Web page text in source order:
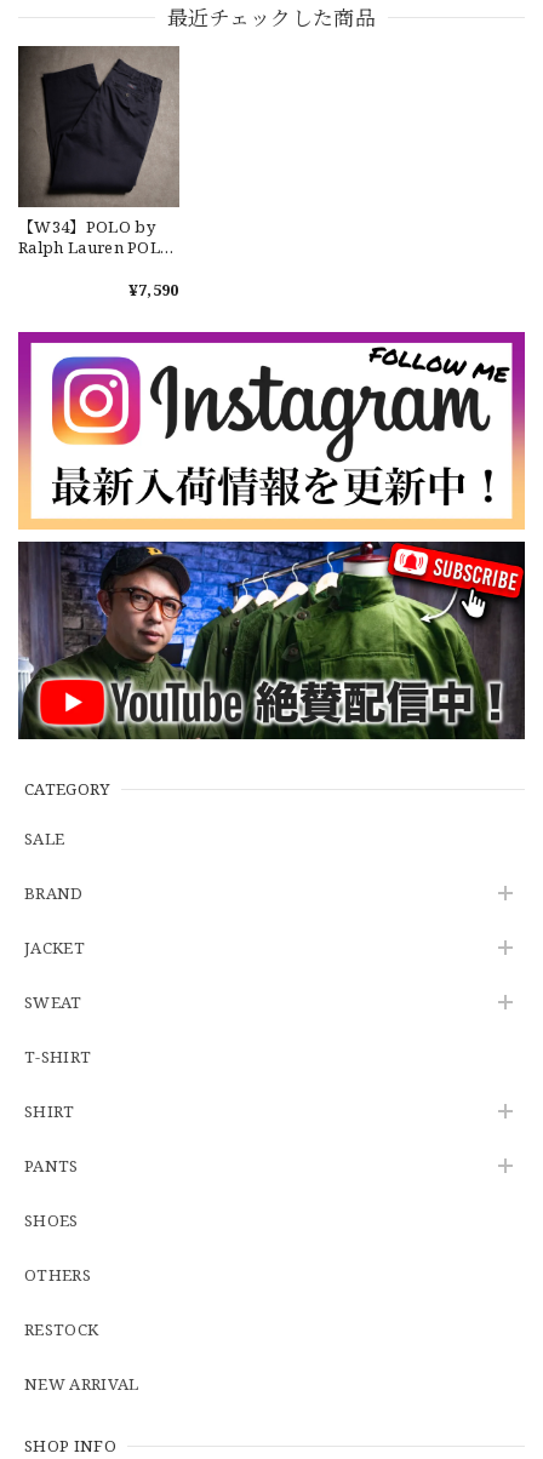
CATEGORY
SALE
BRAND
JACKET
SWEAT
T-SHIRT
SHIRT
PANTS
SHOES
OTHERS
RESTOCK
NEW ARRIVAL
SHOP INFO
GREEN
2026/07/17
2026/07/17
DSA
なかなか見つからないこの色味が本当に好きです！ありがと
うございました！
【LARGE】Ralph Lauren Short Sleeve Cotton BD Shirt ラルフローレン ユーズド 半袖 ボタンダウンシャツ No.146
2026/07/14
３.1947 New York Cubans
2026/07/01
GREEN
パンツ No.26
ショーツ ショートパ
ンツ ユーズド クラシ
ルフローレン ショー
トパンツ ユーズド ク
最近チェックした商品
【W34】POLO by
Ralph Lauren POLO
ルフローレン ユーズ
¥7,590